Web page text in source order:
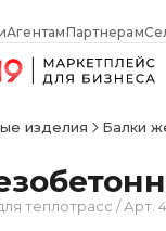
АгентамПартнерам
изделия Балки
теплотрасс /Арт.